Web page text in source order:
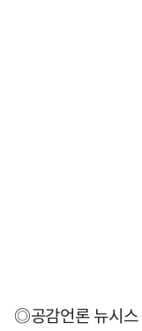
◎공감언론 뉴시스